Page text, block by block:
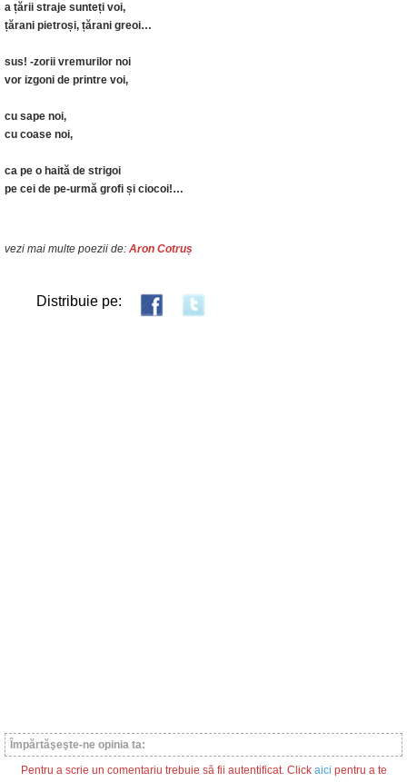
a țării straje sunteți voi,
țărani pietroși, țărani greoi…
sus! -zorii vremurilor noi
vor izgoni de printre voi,
cu sape noi,
cu coase noi,
ca pe o haită de strigoi
pe cei de pe-urmă grofi și ciocoi!…
vezi mai multe poezii de: Aron Cotruș
Distribuie pe:
Împărtăşeşte-ne opinia ta:
Pentru a scrie un comentariu trebuie să fii autentificat. Click aici pentru a te